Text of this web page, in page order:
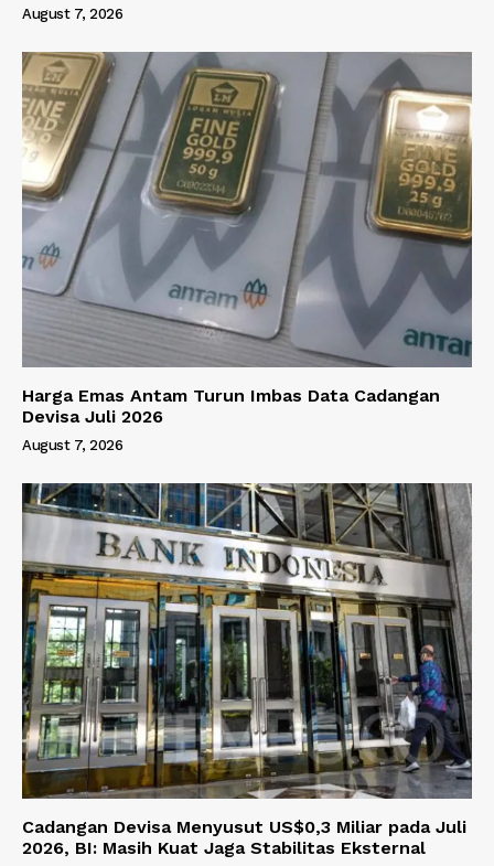
August 7, 2026
Harga Emas Antam Turun Imbas Data Cadangan
Devisa Juli 2026
August 7, 2026
Cadangan Devisa Menyusut US$0,3 Miliar pada Juli
2026, BI: Masih Kuat Jaga Stabilitas Eksternal